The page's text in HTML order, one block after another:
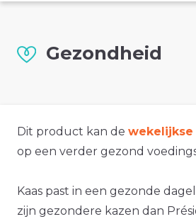
Gezondheid
Dit product kan de
op een verder gezond
Kaas past in een gezonde
zijn gezondere kazen dan